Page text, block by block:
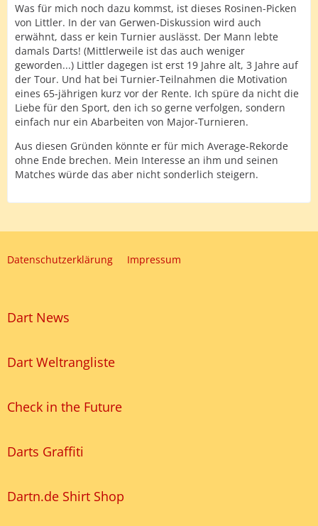
Was für mich noch dazu kommst, ist dieses Rosinen-Picken
von Littler. In der van Gerwen-Diskussion wird auch
erwähnt, dass er kein Turnier auslässt. Der Mann lebte
damals Darts! (Mittlerweile ist das auch weniger
geworden...) Littler dagegen ist erst 19 Jahre alt, 3 Jahre auf
der Tour. Und hat bei Turnier-Teilnahmen die Motivation
eines 65-jährigen kurz vor der Rente. Ich spüre da nicht die
Liebe für den Sport, den ich so gerne verfolgen, sondern
einfach nur ein Abarbeiten von Major-Turnieren.
Aus diesen Gründen könnte er für mich Average-Rekorde
ohne Ende brechen. Mein Interesse an ihm und seinen
Matches würde das aber nicht sonderlich steigern.
Datenschutzerklärung Impressum
Dart News
Dart Weltrangliste
Check in the Future
Darts Graffiti
Dartn.de Shirt Shop